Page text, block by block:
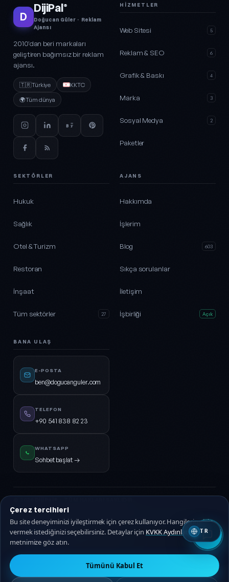
D
DijiPal®
Doğucan Güler · Reklam
Ajansı
2010'dan beri markaları
geliştiren bağımsız bir reklam
ajansı.
🇹🇷Türkiye
KKTC
🌍Tüm dünya
HIZMETLER
Web Sitesi 5
Reklam & SEO 6
Grafik & Baskı 4
Marka 3
Sosyal Medya 2
Paketler
SEKTÖRLER
Hukuk
Sağlık
Otel & Turizm
Restoran
İnşaat
Tüm sektörler 27
AJANS
Hakkımda
İşlerim
Blog 603
Sıkça sorulanlar
İletişim
İşbirliği Açık
BANA ULAŞ
E-POSTA
ben@dogucanguler.com
TELEFON
+90 541 838 82 23
WHATSAPP
Sohbet başlat →
KVKK AydınlatmaGizlilik Politikası
🇹🇷 Türkçe 🇬🇧 EN
TR
Çerez tercihleri
Bu site deneyiminizi iyileştirmek için çerez kullanıyor. Hangilerine izin
vermek istediğinizi seçebilirsiniz. Detaylar için KVKK Aydınlatma
metnimize göz atın.
Tümünü Kabul Et